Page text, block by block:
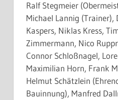
Ralf Stegmeier
Michael Lannig (Trainer),
Kaspers, Niklas Kress,
Zimmermann, Nico
Connor Schloßnagel,
Maximilian Horn, Frank
Helmut Schätzlein
Bauinnung), Manfred